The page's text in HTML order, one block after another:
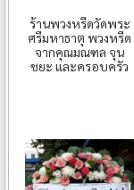
ร้านพวงหรีดวัดพระ
ศรีมหาธาตุ พวงหรีด
จากคุณมณฑล จุน
ชยะ และครอบครัว